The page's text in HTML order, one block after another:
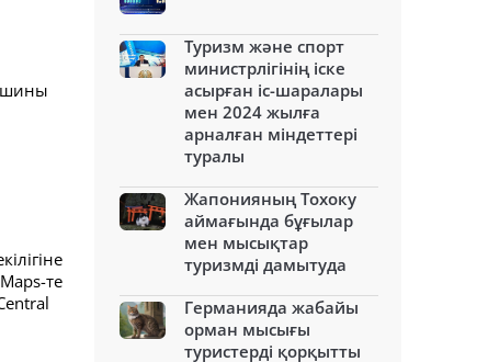
те
Туризм және спорт
министрлігінің іске
асырған іс-шаралары
мен 2024 жылға
арналған міндеттері
туралы
Жапонияның Тохоку
аймағында бұғылар
мен мысықтар
туризмді дамытуда
Германияда жабайы
орман мысығы
туристерді қорқытты